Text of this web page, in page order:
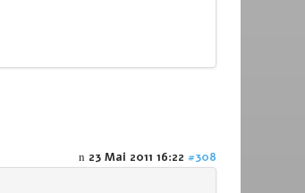
23 Mai 2011 16:22 #308